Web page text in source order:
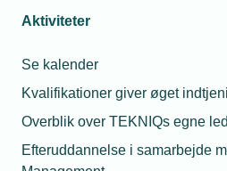
Aktiviteter
Se kalender
Kvalifikationer giver øget
Overblik over TEKNIQs egne
Efteruddannelse i samarbejde